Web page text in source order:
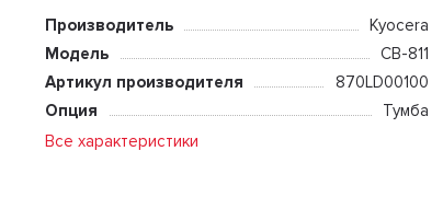
Производитель
Kyocera
Модель
CB-811
Артикул производителя
870LD00100
Опция
Тумба
Все характеристики